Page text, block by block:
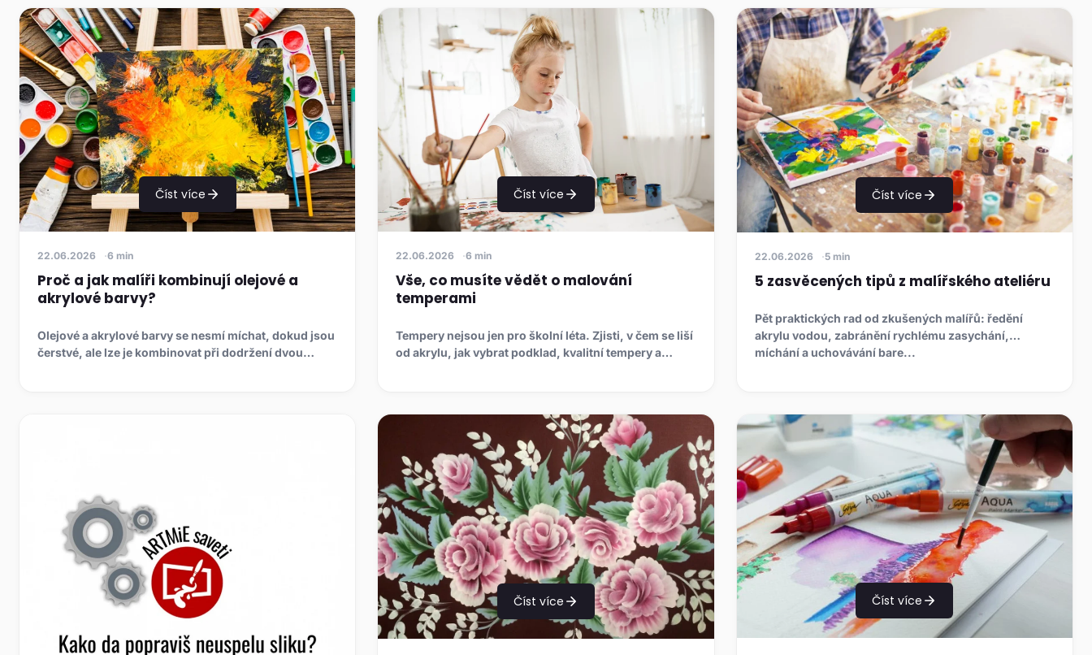
Číst více
22.06.2026 6 min
Proč a jak malíři kombinují olejové a
akrylové barvy?
Olejové a akrylové barvy se nesmí míchat, dokud jsou
čerstvé, ale lze je kombinovat při dodržení dvou
Číst více
22.06.2026 6 min
Vše, co musíte vědět o malování
temperami
Tempery nejsou jen pro školní léta. Zjisti, v čem se liší
od akrylu, jak vybrat podklad, kvalitní tempery a
Číst více
22.06.2026 5 min
5 zasvěcených tipů z malířského ateliéru
Pět praktických rad od zkušených malířů: ředění
akrylu vodou, zabránění rychlému zasychání,
míchání a uchovávání bare...
Číst více Číst více